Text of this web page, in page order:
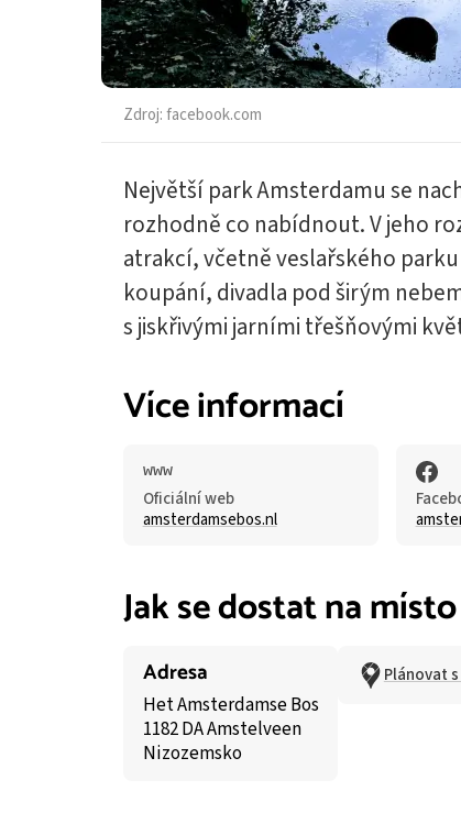
Zdroj:facebook.com
Největší park Amsterdamu se
rozhodně co nabídnout. V jeho
atrakcí, včetně veslařského
koupání, divadla pod širým
s jiskřivými jarními třešňovými
Více informací
Oficiální web
amsterdamsebos.nl
Jak se dostat na místo
Adresa
Het Amsterdamse Bos
1182 DA Amstelveen
Nizozemsko
Plánovat